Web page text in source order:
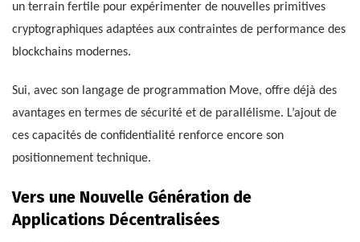
un terrain fertile pour expérimenter de nouvelles primitives
cryptographiques adaptées aux contraintes de performance des
blockchains modernes.
Sui, avec son langage de programmation Move, offre déjà des
avantages en termes de sécurité et de parallélisme. L’ajout de
ces capacités de confidentialité renforce encore son
positionnement technique.
Vers une Nouvelle Génération de
Applications Décentralisées